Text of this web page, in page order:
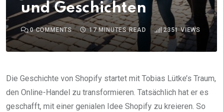
und Geschichten
0COMMENTS 17 MINUTES READ 2351VIEWS
Die Geschichte von Shopify startet mit Tobias Lütke’s Traum,
den Online-Handel zu transformieren. Tatsächlich hat er es
geschafft, mit einer genialen Idee Shopify zu kreieren. So